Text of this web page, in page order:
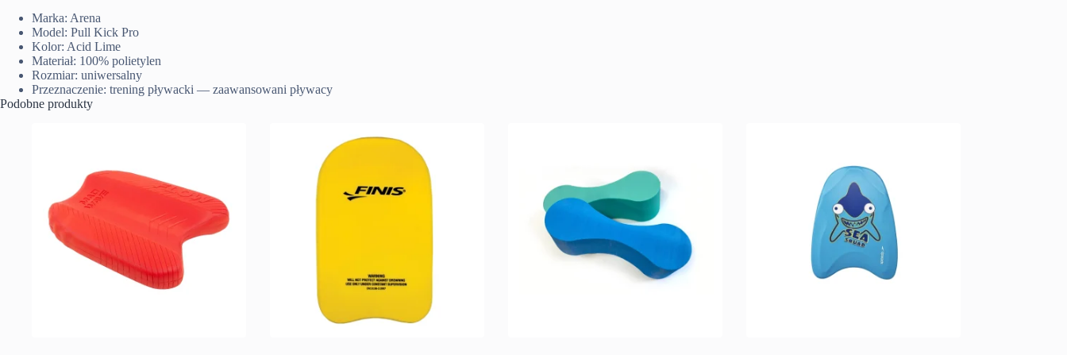
Marka: Arena
Model: Pull Kick Pro
Kolor: Acid Lime
Materiał: 100% polietylen
Rozmiar: uniwersalny
Przeznaczenie: trening pływacki — zaawansowani pływacy
Podobne produkty